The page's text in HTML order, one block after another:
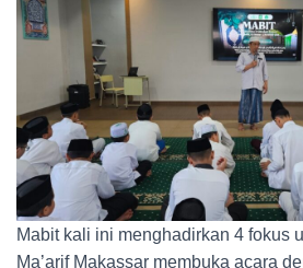
Mabit kali ini menghadirkan 4 fokus
Ma’arif Makassar membuka acara